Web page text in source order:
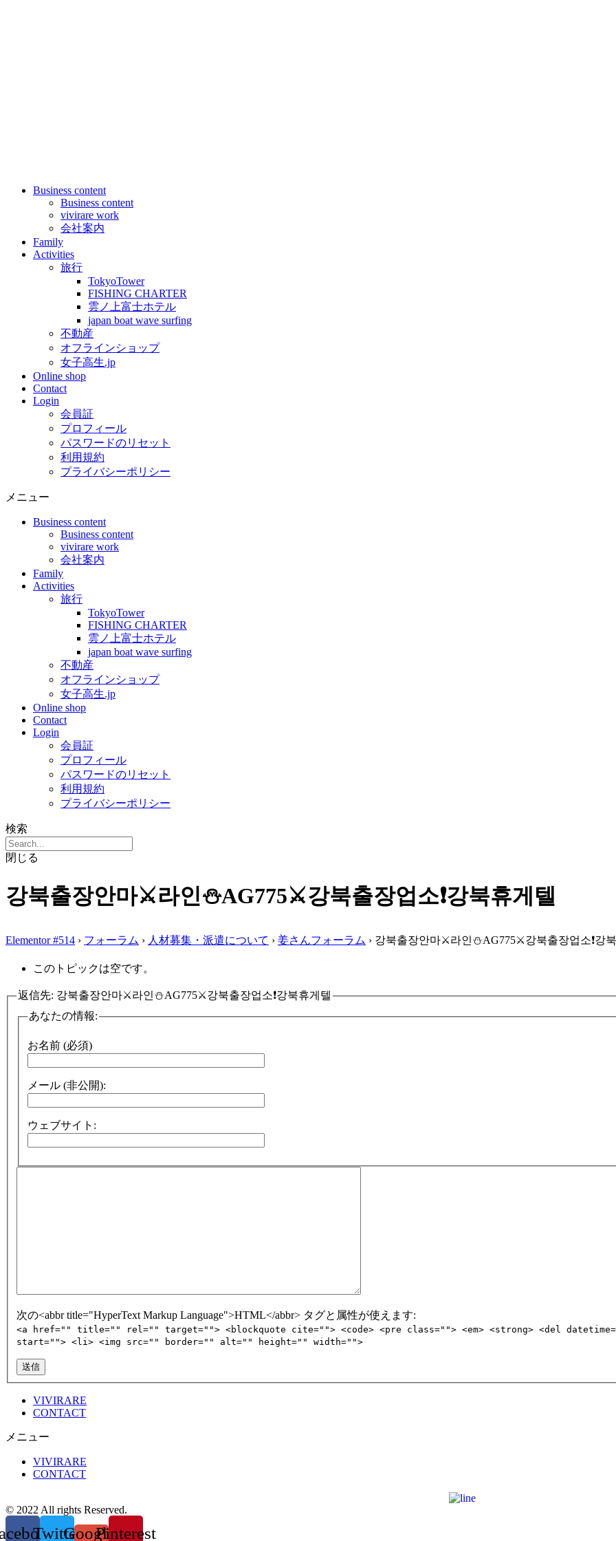
Business content
Business content
vivirare work
会社案内
Family
Activities
旅行
TokyoTower
FISHING CHARTER
雲ノ上富士ホテル
japan boat wave surfing
不動産
オフラインショップ
女子高生.jp
Online shop
Contact
Login
会員証
プロフィール
パスワードのリセット
利用規約
プライバシーポリシー
メニュー
Business content
Business content
vivirare work
会社案内
Family
Activities
旅行
TokyoTower
FISHING CHARTER
雲ノ上富士ホテル
japan boat wave surfing
不動産
オフラインショップ
女子高生.jp
Online shop
Contact
Login
会員証
プロフィール
パスワードのリセット
利用規約
プライバシーポリシー
検索
閉じる
강북출장안마⚔️라인⛄AG775⚔️강북출장업소❗강북휴게텔
Elementor #514 › フォーラム › 人材募集・派遣について › 姜さんフォーラム › 강북출장안마⚔️라인⛄AG775⚔️강북출장업소❗강
このトピックは空です。
返信先: 강북출장안마⚔️라인⛄AG775⚔️강북출장업소❗강북휴게텔
あなたの情報:
お名前 (必須)
メール (非公開):
ウェブサイト:
次の<abbr title="HyperText Markup Language">HTML</abbr> タグと属性が使えます:
<a href="" title="" rel="" target=""> <blockquote cite=""> <code> <pre class=""> <em> <strong> <del
start=""> <li> <img src="" border="" alt="" height="" width="">
送信
VIVIRARE
CONTACT
メニュー
VIVIRARE
CONTACT
© 2022 All rights Reserved.
TwitterGoogle-Pinterest